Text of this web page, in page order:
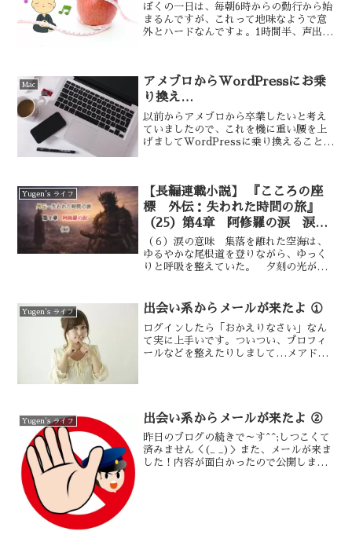
ぼくの一日は、毎朝6時からの勤行から始
まるんですが、これって地味なようで意
外とハードなんですょ。1時間半、声出し
を使って、お腹から声を出すんです。
Mac
アメブロからWordPressにお乗
り換え…
以前からアメブロから卒業したいと考え
ていましたので、これを機に重い腰を上
げましてWordPressに乗り換えることに
Yugen's ライフ
【長編連載小説】 『こころの座
標 外伝：失われた時間の旅』
（25）第4章 阿修羅の涙 涙の
意味——⑥
（６）涙の意味 集落を離れた空海は、
ゆるやかな尾根道を登りながら、ゆっく
りと呼吸を整えていた。 夕刻の光が西
れ、人々の声も静まりつつある。 怒り
は消えていない。 だが暴走...
Yugen's ライフ 出会い系からメールが来たよ ①
ログインしたら「おかえりなさい」なん
て実に上手いです。ついつい、プロフィ
ールなどを整えたりしまして…メアド
Yugen's ライフ 出会い系からメールが来たよ ②
昨日のブログの続きで～す^^;しつこくて
済みません＜(_ _)＞また、メールが来ま
した！内容が面白かったので公開します